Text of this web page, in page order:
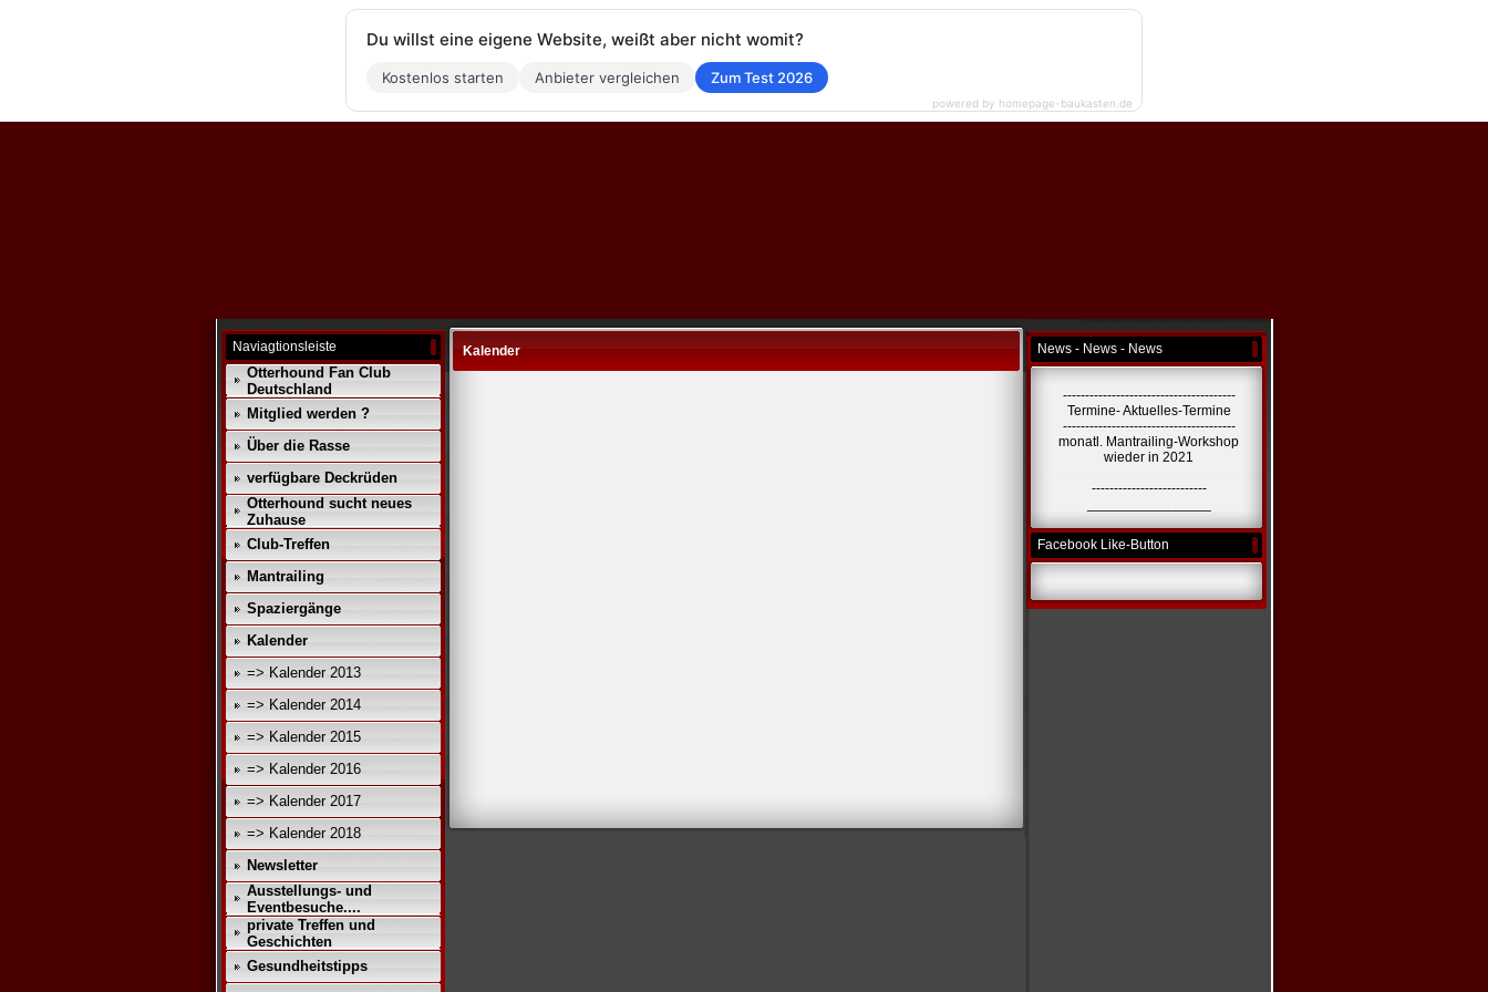
Naviagtionsleiste
Otterhound Fan Club
Deutschland
Mitglied werden ?
Über die Rasse
verfügbare Deckrüden
Otterhound sucht neues
Zuhause
Club-Treffen
Mantrailing
Spaziergänge
Kalender
=> Kalender 2013
=> Kalender 2014
=> Kalender 2015
=> Kalender 2016
=> Kalender 2017
=> Kalender 2018
Newsletter
Ausstellungs- und
Eventbesuche....
private Treffen und
Geschichten
Gesundheitstipps
Kalender News - News - News
---------------------------------------
Termine- Aktuelles-Termine
---------------------------------------
monatl. Mantrailing-Workshop
wieder in 2021
--------------------------
Facebook Like-Button
Du willst eine eigene Website, weißt aber nicht womit?
Kostenlos starten Anbieter vergleichen Zum Test 2026
powered by homepage-baukasten.de